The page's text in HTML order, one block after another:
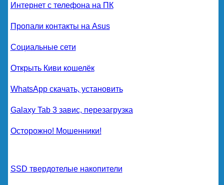
Интернет с телефона на ПК
Пропали контакты на Asus
Социальные сети
Открыть Киви кошелёк
WhatsApp скачать, установить
Galaxy Tab 3 завис, перезагрузка
Осторожно! Мошенники!
SSD твердотелые накопители